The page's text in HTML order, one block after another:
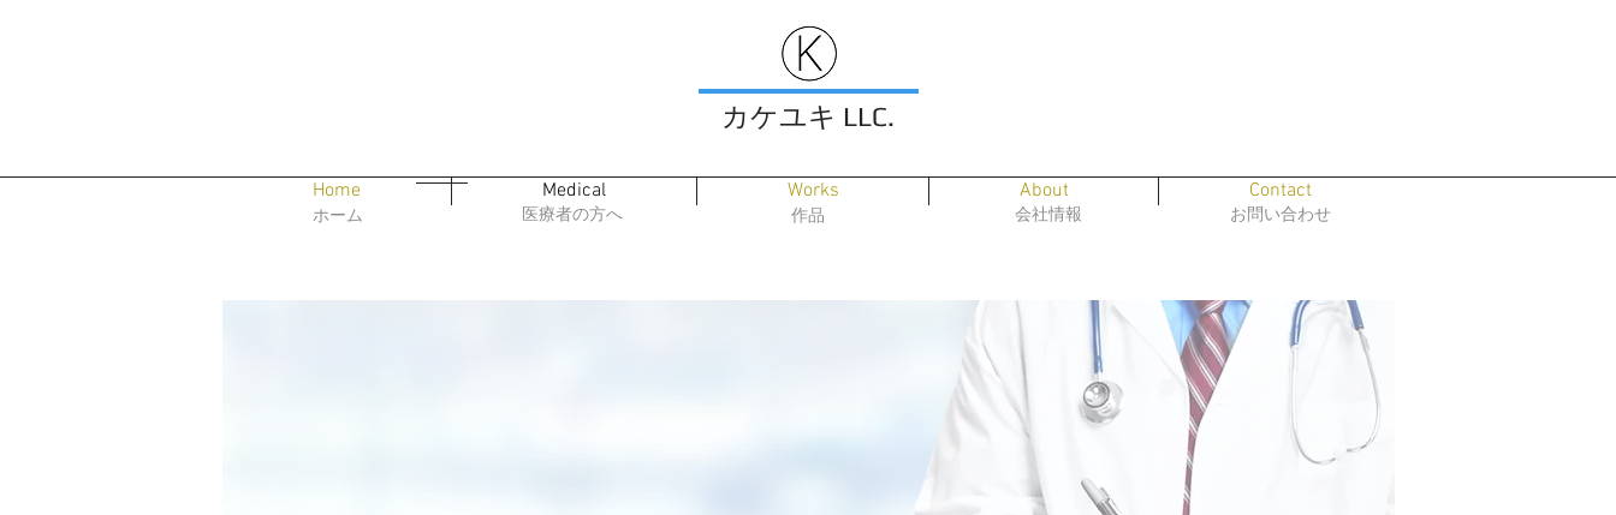
カケユキ LLC.
Home Medical Works About Contact
ホーム 会社情報
医療者の方へ お問い合わせ
作品